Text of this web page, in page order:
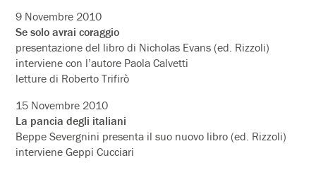
9 Novembre 2010
Se solo avrai coraggio
presentazione del libro di Nicholas Evans (ed. Rizzoli)
interviene con l’autore Paola Calvetti
letture di Roberto Trifirò
15 Novembre 2010
La pancia degli italiani
Beppe Severgnini presenta il suo nuovo libro (ed. Rizzoli)
interviene Geppi Cucciari